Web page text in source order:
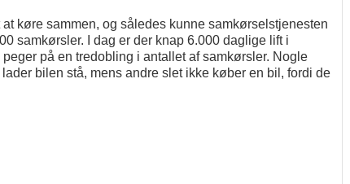
køre sammen, og således kunne samkørselstjenesten
samkørsler. I dag er der knap 6.000 daglige lift i
på en tredobling i antallet af samkørsler. Nogle
bilen stå, mens andre slet ikke køber en bil, fordi de